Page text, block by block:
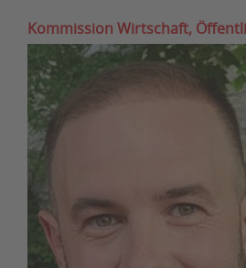
Kommission Wirtschaft,